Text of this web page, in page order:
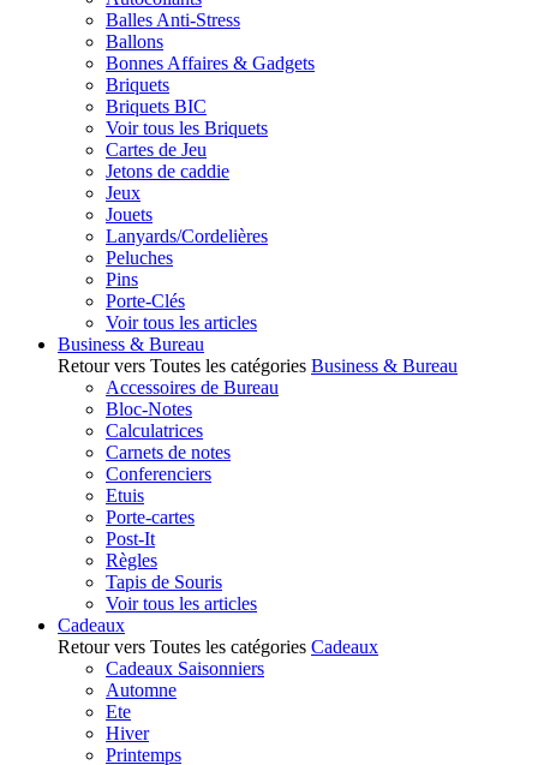
Balles Anti-Stress
Ballons
Bonnes Affaires & Gadgets
Briquets
Briquets BIC
Voir tous les Briquets
Cartes de Jeu
Jetons de caddie
Jeux
Jouets
Lanyards/Cordelières
Peluches
Pins
Porte-Clés
Voir tous les articles
Business & Bureau
Retour vers Toutes les catégories Business & Bureau
Accessoires de Bureau
Bloc-Notes
Calculatrices
Carnets de notes
Conferenciers
Etuis
Porte-cartes
Post-It
Règles
Tapis de Souris
Voir tous les articles
Cadeaux
Retour vers Toutes les catégories Cadeaux
Cadeaux Saisonniers
Automne
Ete
Hiver
Printemps